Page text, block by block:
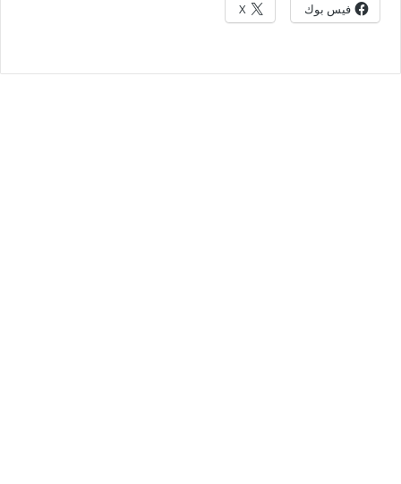
فيس بوك X